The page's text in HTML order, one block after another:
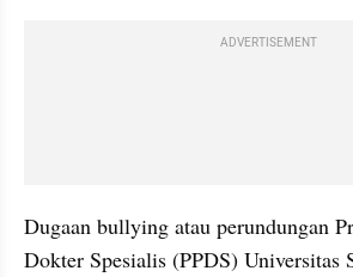
ADVERTISEMENT
Dugaan bullying atau perundungan
Dokter Spesialis (PPDS) Universitas